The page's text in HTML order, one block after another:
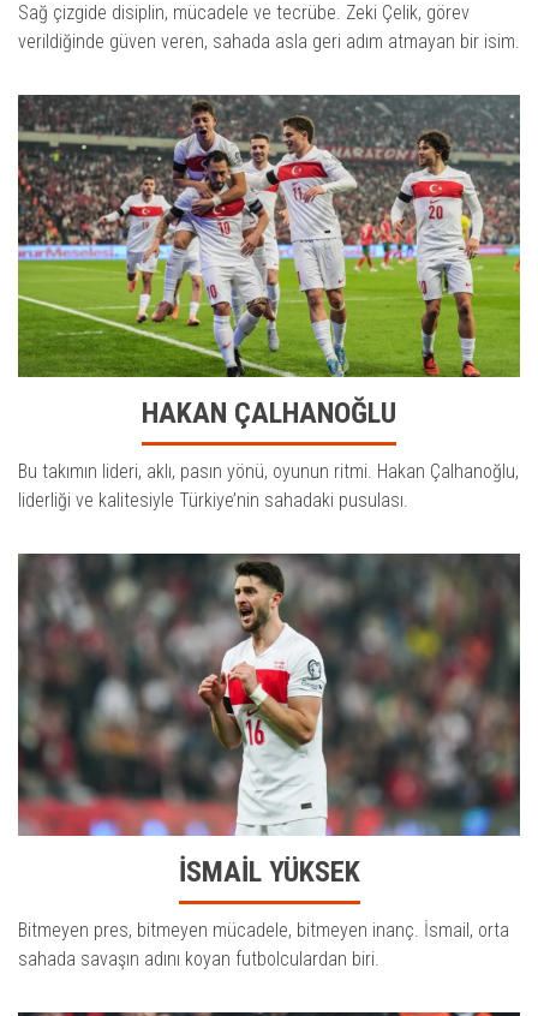
Sağ çizgide disiplin, mücadele ve tecrübe. Zeki Çelik, görev
verildiğinde güven veren, sahada asla geri adım atmayan bir isim.
HAKAN ÇALHANOĞLU
Bu takımın lideri, aklı, pasın yönü, oyunun ritmi. Hakan Çalhanoğlu,
liderliği ve kalitesiyle Türkiye’nin sahadaki pusulası.
İSMAİL YÜKSEK
Bitmeyen pres, bitmeyen mücadele, bitmeyen inanç. İsmail, orta
sahada savaşın adını koyan futbolculardan biri.